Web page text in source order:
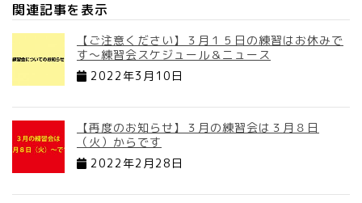
関連記事を表示
【ご注意ください】３月１５日の練習はお休みで
す～練習会スケジュール＆ニュース
2022年3月10日
【再度のお知らせ】３月の練習会は３月８日
（火）からです
2022年2月28日